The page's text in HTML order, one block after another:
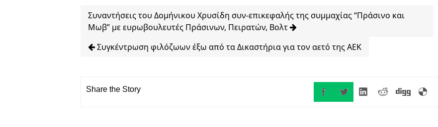
Συναντήσεις του Δομήνικου Χρυσίδη συν-επικεφαλής της συμμαχίας “Πράσινο και
Μωβ” με ευρωβουλευτές Πράσινων, Πειρατών, Βολτ
Συγκέντρωση φιλόζωων έξω από τα Δικαστήρια για τον αετό της ΑΕΚ
Share the Story